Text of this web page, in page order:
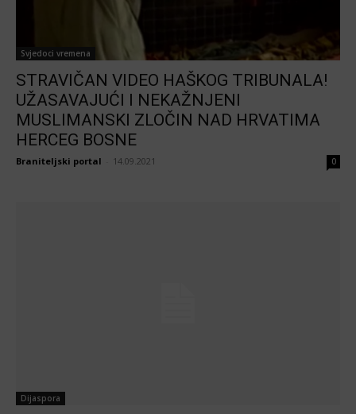
Svjedoci vremena
STRAVIČAN VIDEO HAŠKOG TRIBUNALA!
UŽASAVAJUĆI I NEKAŽNJENI
MUSLIMANSKI ZLOČIN NAD HRVATIMA
HERCEG BOSNE
Braniteljski portal 14.09.2021 0
Dijaspora